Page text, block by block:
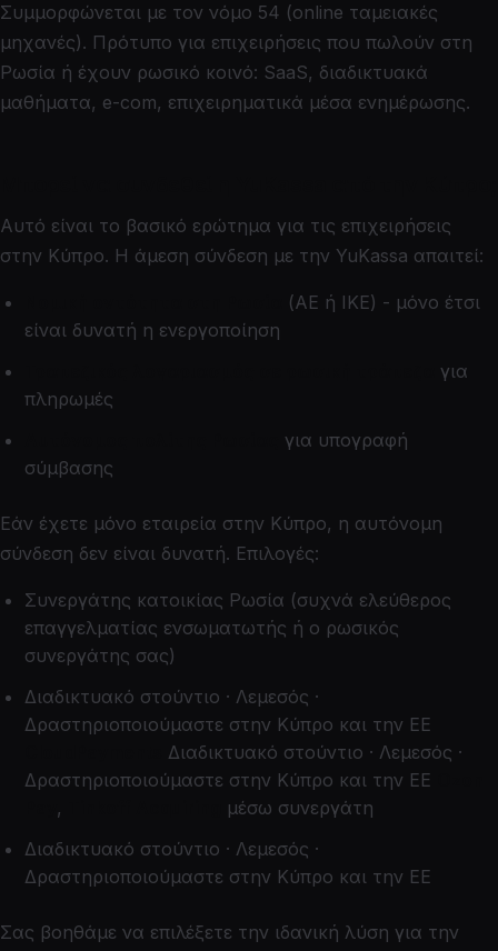
Συμμορφώνεται με τον νόμο 54 (online ταμειακές
μηχανές). Πρότυπο για επιχειρήσεις που πωλούν στη
Ρωσία ή έχουν ρωσικό κοινό: SaaS, διαδικτυακά
μαθήματα, e-com, επιχειρηματικά μέσα ενημέρωσης.
Αυτό είναι το βασικό ερώτημα για τις επιχειρήσεις
στην Κύπρο. Η άμεση σύνδεση με την YuKassa απαιτεί:
(ΑΕ ή ΙΚΕ) - μόνο έτσι
είναι δυνατή η ενεργοποίηση
για
πληρωμές
για υπογραφή
σύμβασης
Εάν έχετε μόνο εταιρεία στην Κύπρο, η αυτόνομη
σύνδεση δεν είναι δυνατή. Επιλογές:
Συνεργάτης κατοικίας Ρωσία (συχνά ελεύθερος
επαγγελματίας ενσωματωτής ή ο ρωσικός
συνεργάτης σας)
Διαδικτυακό στούντιο · Λεμεσός ·
Δραστηριοποιούμαστε στην Κύπρο και την ΕΕ
Διαδικτυακό στούντιο · Λεμεσός ·
Δραστηριοποιούμαστε στην Κύπρο και την ΕΕ
,
μέσω συνεργάτη
Διαδικτυακό στούντιο · Λεμεσός ·
Δραστηριοποιούμαστε στην Κύπρο και την ΕΕ
Σας βοηθάμε να επιλέξετε την ιδανική λύση για την